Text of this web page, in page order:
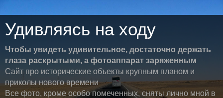
Удивляясь на ходу
Чтобы увидеть удивительное, достаточно держать
глаза раскрытыми, а фотоаппарат заряженным
Сайт про исторические объекты крупным планом и
приколы нового времени
Все фото, кроме особо помеченных, сняты лично мной в